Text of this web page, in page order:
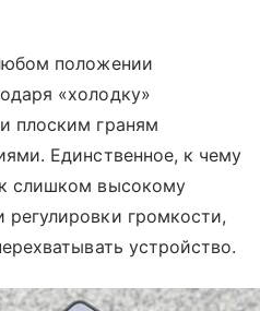
положении
«холодку»
плоским граням
Единственное, к чему
слишком высокому
громкости,
устройство.